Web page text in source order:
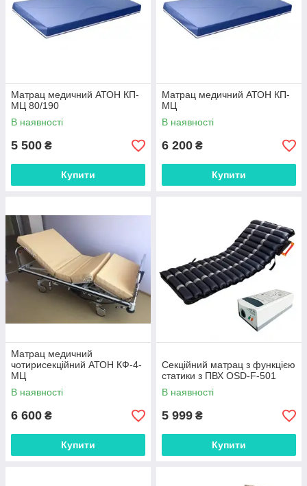
Матрац медичний АТОН КП-
МЦ 80/190
В наявності
5 500 ₴
Купити
Матрац медичний АТОН КП-
МЦ
В наявності
6 200 ₴
Купити
Матрац медичний
чотирисекційний АТОН КФ-4-
МЦ
В наявності
6 600 ₴
Купити
Секційний матрац з функцією
статики з ПВХ OSD-F-501
В наявності
5 999 ₴
Купити